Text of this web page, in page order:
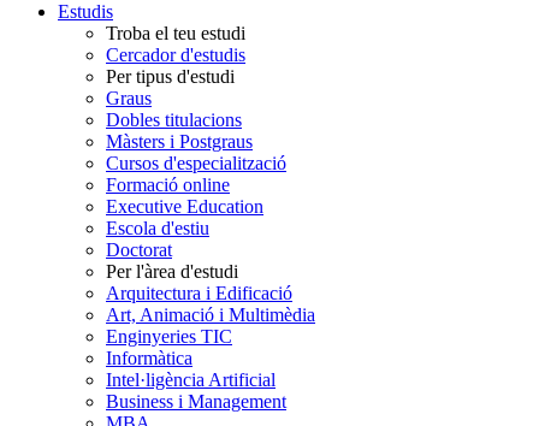
Estudis
Troba el teu estudi
Cercador d'estudis
Per tipus d'estudi
Graus
Dobles titulacions
Màsters i Postgraus
Cursos d'especialització
Formació online
Executive Education
Escola d'estiu
Doctorat
Per l'àrea d'estudi
Arquitectura i Edificació
Art, Animació i Multimèdia
Enginyeries TIC
Informàtica
Intel·ligència Artificial
Business i Management